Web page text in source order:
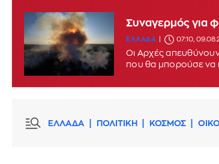
Συναγερμός για
ΕΛΛΑΔΑ 07:10,
Οι Αρχές απευθύνουν
που θα μπορούσε να
ΕΛΛΑΔΑ ΠΟΛΙΤΙΚΗ ΚΟΣΜΟΣ